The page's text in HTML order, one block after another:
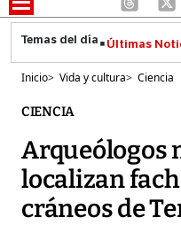
Últimas
Inicio> Vida y cultura> Ciencia
CIENCIA
Arqueólogos
localizan
cráneos de